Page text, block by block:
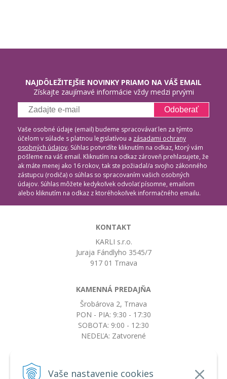
Vaše nastavenie cookies
NAJDÔLEŽITEJŠIE NOVINKY PRIAMO NA VÁŠ EMAIL
Získajte zaujímavé informácie vždy medzi prvými
Odoberať
Vaše osobné údaje (email) budeme spracovávať len za týmto
účelom v súlade s platnou legislatívou a zásadami ochrany
osobných údajov. Súhlas potvrdíte kliknutím na odkaz, ktorý vám
pošleme na váš email. Kliknutím na odkaz zároveň prehlasujete, že
ak máte menej ako 16 rokov, tak ste požiadal/a svojho zákonného
zástupcu (rodiča) o súhlas so spracovaním vašich osobných
údajov. Súhlas môžete kedykoľvek odvolať písomne, emailom
alebo kliknutím na odkaz z ktoréhokoľvek informačného emailu.
KONTAKT
KARLI s.r.o.
Juraja Fándlyho 3545/7
917 01 Trnava
KAMENNÁ PREDAJŇA
Šrobárova 2, Trnava
PON - PIA: 9:30 - 17:30
SOBOTA: 9:00 - 12:30
NEDEĽA: Zatvorené